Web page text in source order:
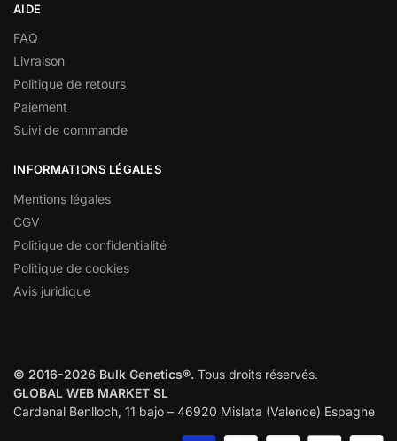
AIDE
FAQ
Livraison
Politique de retours
Paiement
Suivi de commande
INFORMATIONS LÉGALES
Mentions légales
CGV
Politique de confidentialité
Politique de cookies
Avis juridique
© 2016-2026 Bulk Genetics®. Tous droits réservés.
GLOBAL WEB MARKET SL
Cardenal Benlloch, 11 bajo – 46920 Mislata (Valence) Espagne